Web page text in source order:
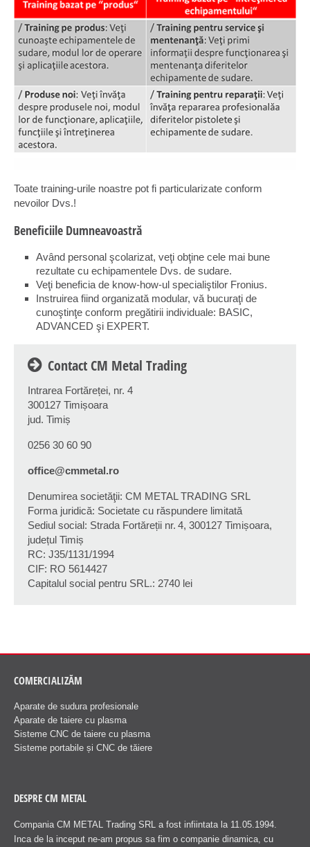
Toate training-urile noastre pot fi particularizate conform
nevoilor Dvs.!
Beneficiile Dumneavoastră
Având personal şcolarizat, veţi obţine cele mai bune
rezultate cu echipamentele Dvs. de sudare.
Veţi beneficia de know-how-ul specialiştilor Fronius.
Instruirea fiind organizată modular, vă bucuraţi de
cunoştinţe conform pregătirii individuale: BASIC,
ADVANCED şi EXPERT.
Contact CM Metal Trading
Intrarea Fortăreței, nr. 4
300127 Timișoara
jud. Timiș
0256 30 60 90
office@cmmetal.ro
Denumirea societăţii: CM METAL TRADING SRL
Forma juridică: Societate cu răspundere limitată
Sediul social: Strada Fortăreții nr. 4, 300127 Timișoara,
județul Timiș
RC: J35/1131/1994
CIF: RO 5614427
Capitalul social pentru SRL.: 2740 lei
COMERCIALIZĂM
Aparate de sudura profesionale
Aparate de taiere cu plasma
Sisteme CNC de taiere cu plasma
Sisteme portabile și CNC de tăiere
DESPRE CM METAL
Compania CM METAL Trading SRL a fost infiintata la 11.05.1994.
Inca de la inceput ne-am propus sa fim o companie dinamica, cu